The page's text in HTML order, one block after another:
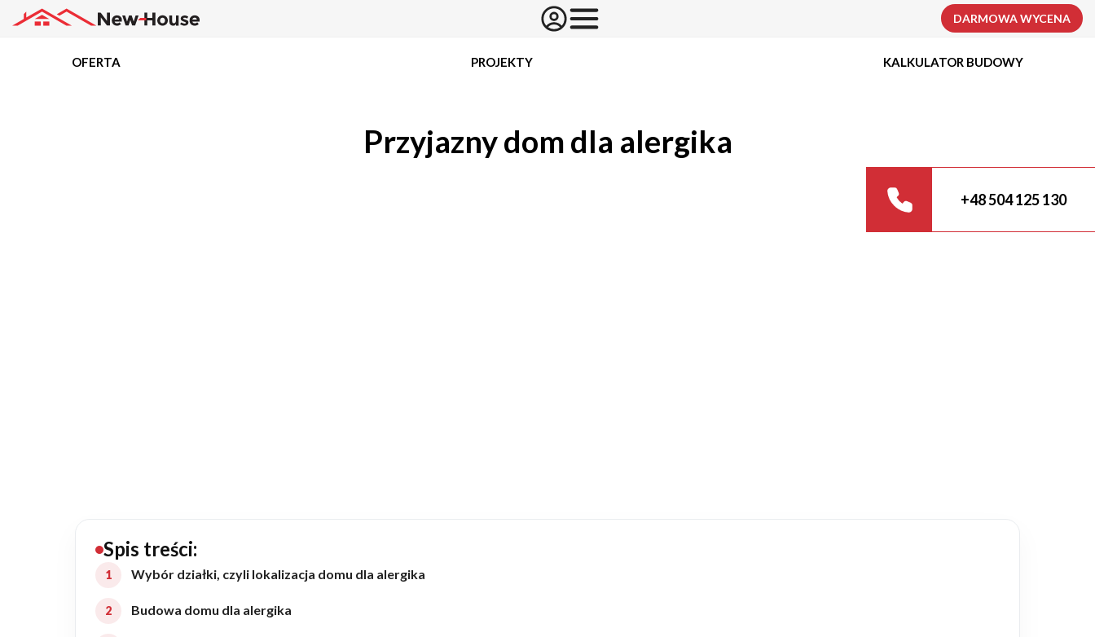
Rezydencje
Rozbudowa
DARMOWA WYCENA
OFERTA PROJEKTY KALKULATOR BUDOWY
Przyjazny dom dla alergika
+48 504 125 130
Spis treści:
Wybór działki, czyli lokalizacja domu dla alergika
Budowa domu dla alergika